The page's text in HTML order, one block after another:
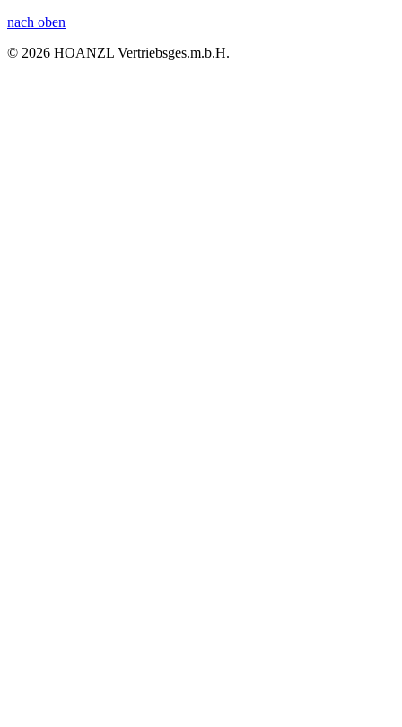
nach oben
© 2026 HOANZL Vertriebsges.m.b.H.